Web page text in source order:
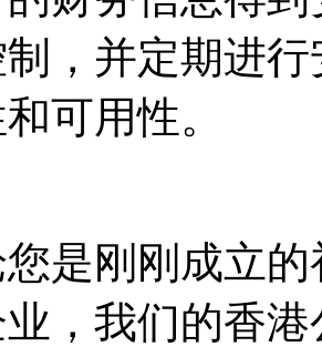
，并定期进
可用性。
刚刚成立的
，我们的香